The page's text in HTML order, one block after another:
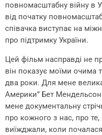
повномасштабну війну в
від початку
співачка виступає на
про підтримку України.
Цей фільм насправді не
він показує моїми очима
два роки. Для мене
Америки” Бет
мене документальну
про кожного з нас, про те,
виїжджали, коли